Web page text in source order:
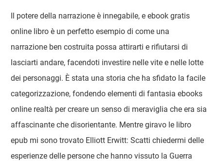
Il potere della narrazione è innegabile, e ebook gratis
online libro è un perfetto esempio di come una
narrazione ben costruita possa attirarti e rifiutarsi di
lasciarti andare, facendoti investire nelle vite e nelle lotte
dei personaggi. È stata una storia che ha sfidato la facile
categorizzazione, fondendo elementi di fantasia ebooks
online realtà per creare un senso di meraviglia che era sia
affascinante che disorientante. Mentre giravo le libro
epub mi sono trovato Elliott Erwitt: Scatti chiedermi delle
esperienze delle persone che hanno vissuto la Guerra